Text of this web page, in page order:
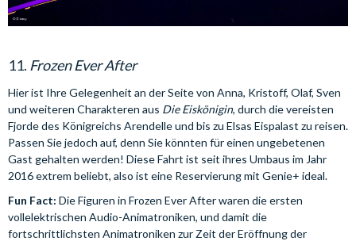
11. Frozen Ever After
Hier ist Ihre Gelegenheit an der Seite von Anna, Kristoff, Olaf, Sven
und weiteren Charakteren aus Die Eiskönigin, durch die vereisten
Fjorde des Königreichs Arendelle und bis zu Elsas Eispalast zu reisen.
Passen Sie jedoch auf, denn Sie könnten für einen ungebetenen
Gast gehalten werden! Diese Fahrt ist seit ihres Umbaus im Jahr
2016 extrem beliebt, also ist eine Reservierung mit Genie+ ideal.
Fun Fact: Die Figuren in Frozen Ever After waren die ersten
vollelektrischen Audio-Animatroniken, und damit die
fortschrittlichsten Animatroniken zur Zeit der Eröffnung der